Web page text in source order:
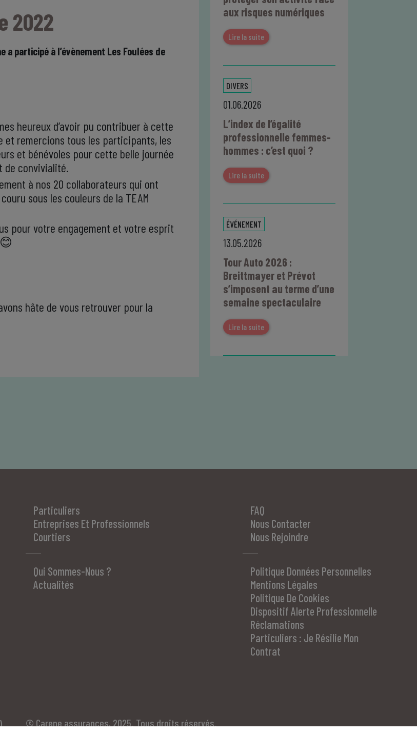
2022
a participé à l’évènement Les Foulées de
heureux d’avoir pu contribuer à cette
et remercions tous les participants, les
et bénévoles pour cette belle journée
de convivialité.
à nos 20 collaborateurs qui ont
sous les couleurs de la TEAM
pour votre engagement et votre esprit
hâte de vous retrouver pour la
aux risques numériques
Lire la suite
DIVERS
01.06.2026
L’index de l’égalité
professionnelle femmes-
hommes : c’est quoi ?
Lire la suite
ÉVÉNEMENT
13.05.2026
Tour Auto 2026 :
Breittmayer et Prévot
s’imposent au terme d’une
semaine spectaculaire
Lire la suite
Particuliers
Entreprises Et Professionnels
Courtiers
Qui Sommes-Nous ?
Actualités
FAQ
Nous Contacter
Nous Rejoindre
Politique Données Personnelles
Mentions Légales
Politique De Cookies
Dispositif Alerte Professionnelle
Réclamations
Particuliers : Je Résilie Mon
Contrat
© Carene assurances, 2025. Tous droits réservés.